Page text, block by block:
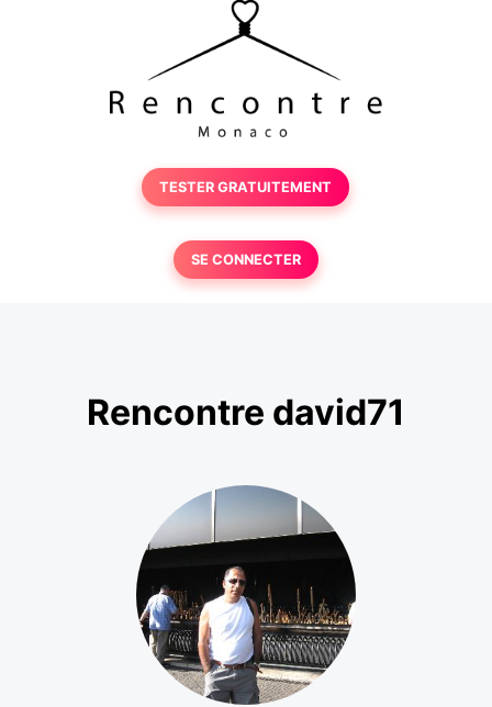
TESTER GRATUITEMENT
SE CONNECTER
Rencontre david71